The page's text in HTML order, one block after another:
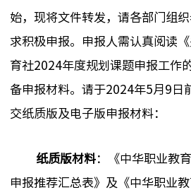
始，现将文件转发，请各部门组
求积极申报。申报人需认真阅读
育社2024年度规划课题申报工作
备申报材料。请于2024年5月 9 日
交纸质版及电子版申报材料：
纸质版材料： 《中华职业教
申报推荐汇总表》及《中华职业